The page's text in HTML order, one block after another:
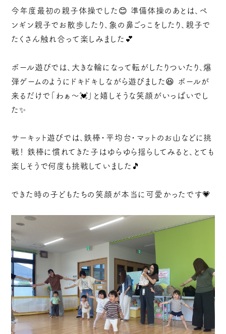
今年度最初の親子体操でした😊 準備体操のあとは、ペ
ンギン親子でお散歩したり、象の鼻ごっこをしたり、親子で
たくさん触れ合って楽しみました💕
ボール遊びでは、大きな輪になって転がしたりついたり、爆
弾ゲームのようにドキドキしながら遊びました😆 ボールが
来るだけで「わぁ〜💓」と嬉しそうな笑顔がいっぱいでし
た✨
サーキット遊びでは、鉄棒・平均台・マットのお山などに挑
戦！ 鉄棒に慣れてきた子はゆらゆら揺らしてみると、とても
楽しそうで何度も挑戦していました🎵
できた時の子どもたちの笑顔が本当に可愛かったです💗